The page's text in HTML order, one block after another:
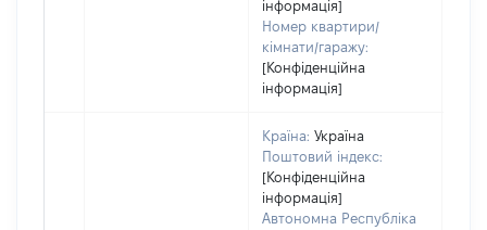
інформація]
Номер квартири/
кімнати/гаражу:
[Конфіденційна
інформація]
Країна: Україна
Поштовий індекс:
[Конфіденційна
інформація]
Автономна Республіка